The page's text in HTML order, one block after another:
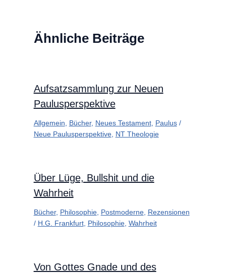
Ähnliche Beiträge
Aufsatzsammlung zur Neuen
Paulusperspektive
Allgemein Bücher, Neues Testament, Paulus/
Neue Paulusperspektive, NT Theologie
Über Lüge, Bullshit und die
Wahrheit
Bücher, Philosophie, Postmoderne, Rezensionen
/ H.G. Frankfurt, Philosophie, Wahrheit
Von Gottes Gnade und des